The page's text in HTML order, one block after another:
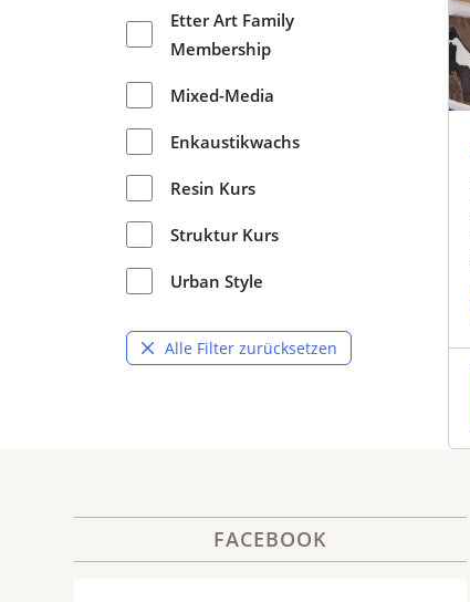
Etter Art Family
Membership
Mixed-Media
Enkaustikwachs
Resin Kurs
Struktur Kurs
Urban Style
Alle Filter zurücksetzen
FACEBOOK